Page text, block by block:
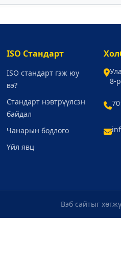
ISO Стандарт
ISO стандарт гэж юу
вэ?
Стандарт нэвтрүүлсэн
байдал
Чанарын бодлого
Үйл явц
8-
Вэб сайтыг